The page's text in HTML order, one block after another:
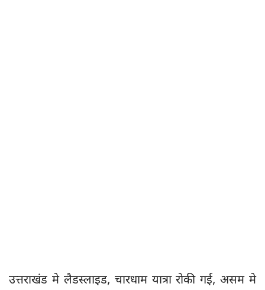
उत्तराखंड मे लैडस्लाइड, चारधाम यात्रा रोकी गई, असम मे